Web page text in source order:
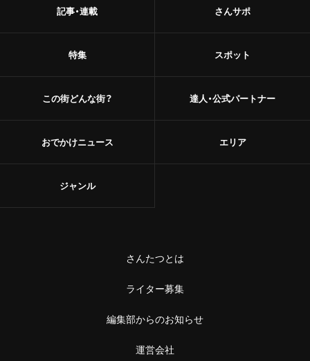
記事・連載
特集
この街どんな街？
おでかけニュース
さんサポ
スポット
達人・公式パートナー
エリア
ジャンル
さんたつとは
ライター募集
編集部からのお知らせ
運営会社